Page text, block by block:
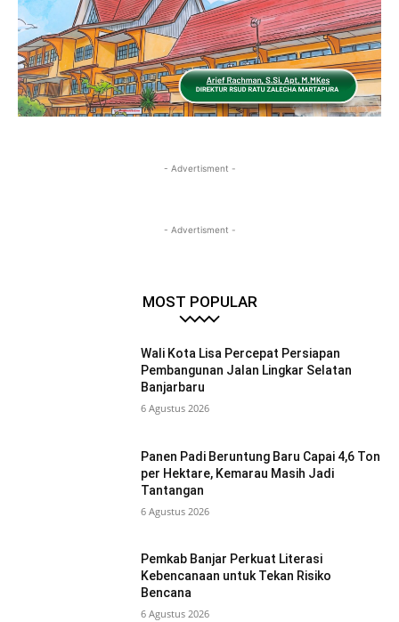
- Advertisment -
- Advertisment -
MOST POPULAR
Wali Kota Lisa Percepat Persiapan
Pembangunan Jalan Lingkar Selatan
Banjarbaru
6 Agustus 2026
Panen Padi Beruntung Baru Capai 4,6 Ton
per Hektare, Kemarau Masih Jadi
Tantangan
6 Agustus 2026
Pemkab Banjar Perkuat Literasi
Kebencanaan untuk Tekan Risiko
Bencana
6 Agustus 2026